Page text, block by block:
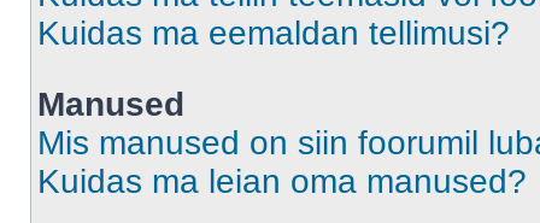
Kuidas ma eemaldan tellimusi?
Manused
Mis manused on siin foorumil
Kuidas ma leian oma manused?